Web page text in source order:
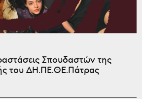
Σπουδαστών της
του ΔΗ.ΠΕ.ΘΕ.Πάτρας